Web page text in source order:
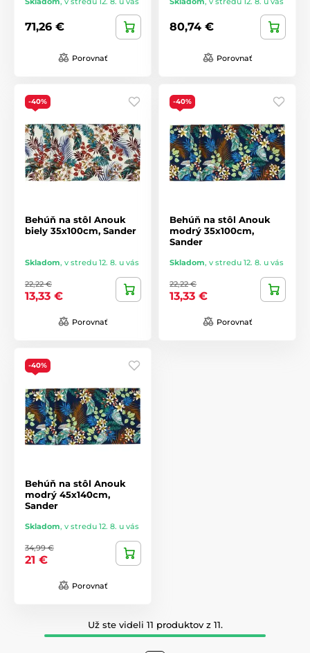
71,26 €
Porovnať
80,74 €
Porovnať
-40%
Behúň na stôl Anouk
biely 35x100cm, Sander
Skladom, v stredu 12. 8. u vás
22,22 €
13,33 €
Porovnať
-40%
Behúň na stôl Anouk
modrý 35x100cm,
Sander
Skladom, v stredu 12. 8. u vás
22,22 €
13,33 €
Porovnať
-40%
Behúň na stôl Anouk
modrý 45x140cm,
Sander
Skladom, v stredu 12. 8. u vás
34,99 €
21 €
Porovnať
Už ste videli 11 produktov z 11.